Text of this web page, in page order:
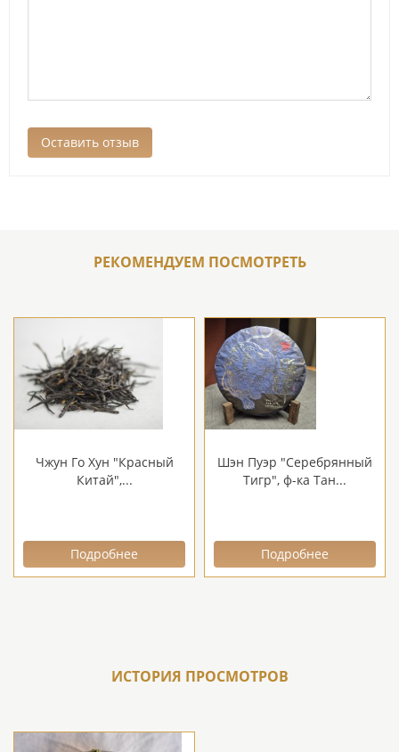
РЕКОМЕНДУЕМ ПОСМОТРЕТЬ
Чжун Го Хун "Красный
Китай",...
Подробнее
Шэн Пуэр "Серебрянный
Тигр", ф-ка Тан...
Подробнее
ИСТОРИЯ ПРОСМОТРОВ